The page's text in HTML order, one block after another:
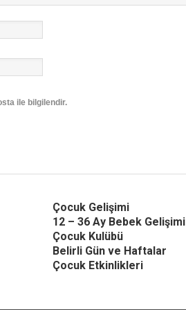
ile bilgilendir.
Çocuk Gelişimi
12 – 36 Ay Bebek Gelişimi
Çocuk Kulübü
Belirli Gün ve Haftalar
Çocuk Etkinlikleri